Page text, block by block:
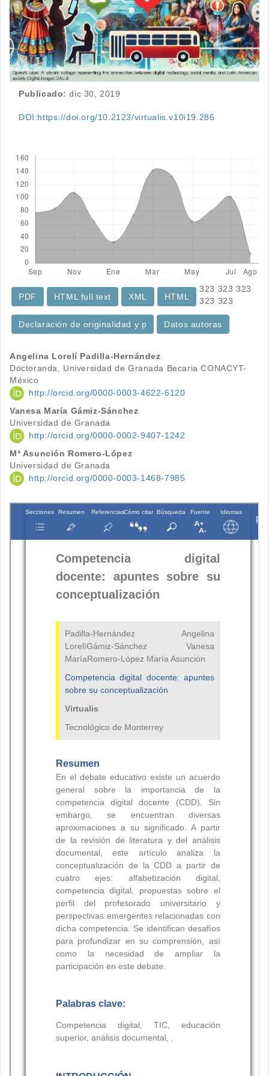
Publicado: dic 30, 2019
DOI:https://doi.org/10.2123/virtualis.v10i19.286
323
PDF
323
HTML full text
XML
323
HTML
323
Declaración de originalidad y p
323
Datos autoras
Contenido
principal
del
artículo
Angelina Lorelí Padilla-Hernández
Doctoranda, Universidad de Granada Becaria CONACYT-
México
http://orcid.org/0000-0003-4622-6120
Vanesa María Gámiz-Sánchez
Universidad de Granada
http://orcid.org/0000-0002-9407-1242
Mª Asunción Romero-López
Universidad de Granada
http://orcid.org/0000-0003-1468-7985